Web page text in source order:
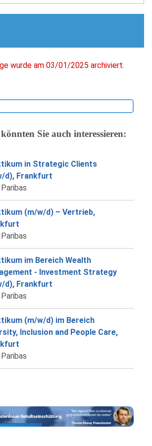
wurde am 03/01/2025 archiviert.
Sie auch interessieren:
in Strategic Clients
d), Frankfurt
(m/w/d) – Vertrieb,
im Bereich Wealth
- Investment Strategy
d), Frankfurt
(m/w/d) im Bereich
Inclusion and People Care,